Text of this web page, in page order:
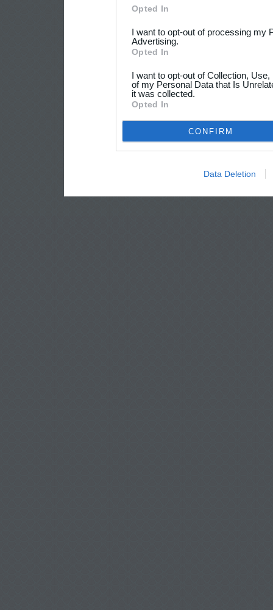
Opted In
I want to opt-out of processing my
Advertising.
Opted In
I want to opt-out of Collection,
of my Personal Data that Is
it was collected.
Opted In
CONFIRM
Data Deletion